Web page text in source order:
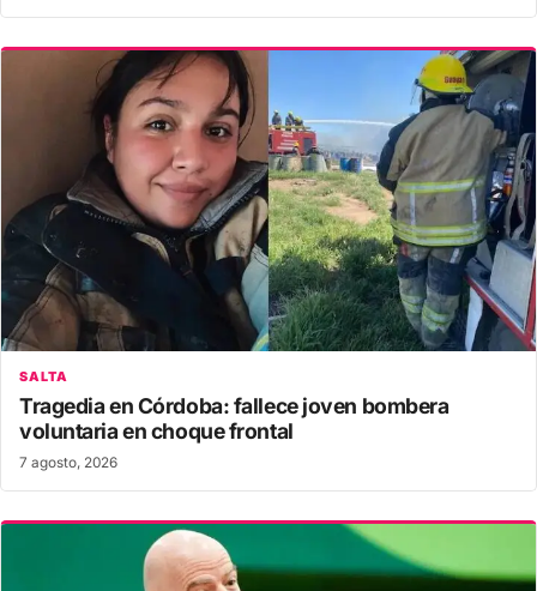
SALTA
Tragedia en Córdoba: fallece joven bombera
voluntaria en choque frontal
7 agosto, 2026